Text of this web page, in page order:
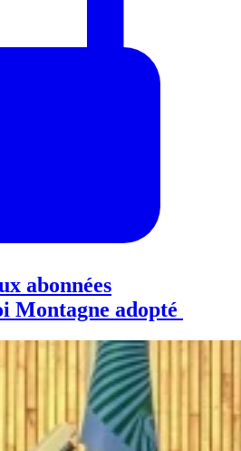
abonnées
Montagne adopté